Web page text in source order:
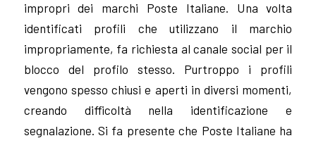
impropri dei marchi Poste Italiane. Una volta
identificati profili che utilizzano il marchio
impropriamente, fa richiesta al canale social per il
blocco del profilo stesso. Purtroppo i profili
vengono spesso chiusi e aperti in diversi momenti,
creando difficoltà nella identificazione e
segnalazione. Si fa presente che Poste Italiane ha